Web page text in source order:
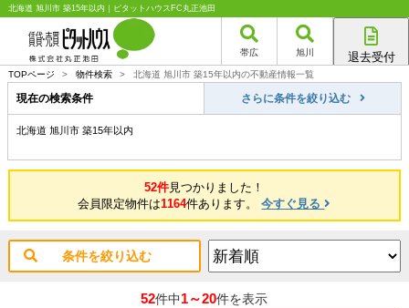
北海道 旭川市 築15年以内｜ピタットハウスFC丸正池田
帯広 旭川 退去受付
旭川店
TOPページ > 物件検索 > 北海道 旭川市 築15年以内の不動産情報一覧
現在の検索条件 さらに条件を絞り込む
北海道 旭川市 築15年以内
52件見つかりました！
会員限定物件は1164件あります。今すぐ見る
条件を絞り込む
52件中1～20件を表示